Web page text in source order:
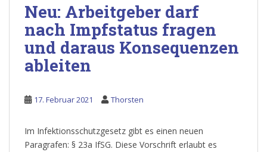
Neu: Arbeitgeber darf
nach Impfstatus fragen
und daraus Konsequenzen
ableiten
17. Februar 2021 Thorsten
Im Infektionsschutzgesetz gibt es einen neuen
Paragrafen: § 23a IfSG. Diese Vorschrift erlaubt es